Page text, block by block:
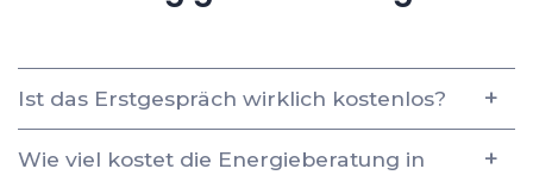
Ist das Erstgespräch wirklich kostenlos?
Wie viel kostet die Energieberatung in